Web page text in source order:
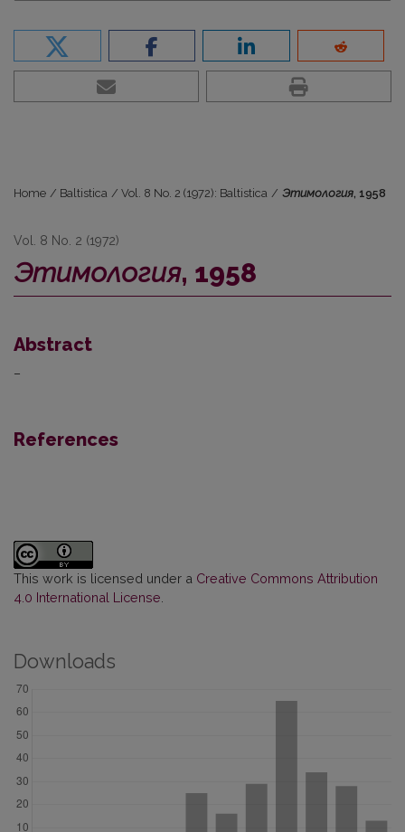
Home / Baltistica / Vol. 8 No. 2 (1972): Baltistica / Этимология, 1958
Vol. 8 No. 2 (1972)
Этимология, 1958
Abstract
–
References
This work is licensed under a Creative Commons Attribution
4.0 International License
Downloads